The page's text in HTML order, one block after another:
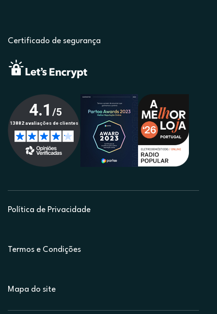
Certificado de segurança
Política de Privacidade
Termos e Condições
Mapa do site